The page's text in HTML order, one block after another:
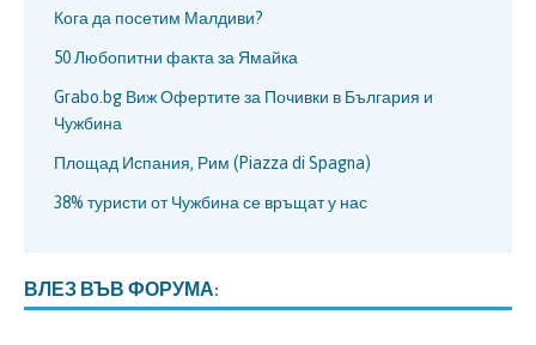
Кога да посетим Малдиви?
50 Любопитни факта за Ямайка
Grabo.bg Виж Офертите за Почивки в България и
Чужбина
Площад Испания, Рим (Piazza di Spagna)
38% туристи от Чужбина се връщат у нас
ВЛЕЗ ВЪВ ФОРУМА: